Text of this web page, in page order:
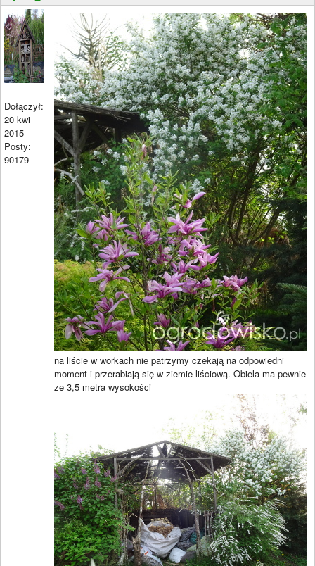
Dołączył:
20 kwi
2015
Posty:
90179
na liście w workach nie patrzymy czekają na odpowiedni
moment i przerabiają się w ziemie liściową. Obiela ma pewnie
ze 3,5 metra wysokości